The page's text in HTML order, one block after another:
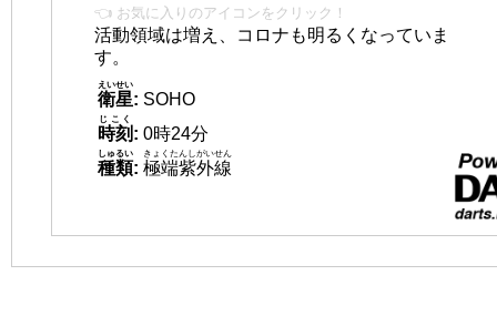
👈 お気に入りのアイコンをクリック！
活動領域は増え、コロナも明るくなっていま
す。
衛星
えいせい
: SOHO
時刻
じこく
: 0時24分
種類
しゅるい
: 極端紫外線
きょくたんしがいせん